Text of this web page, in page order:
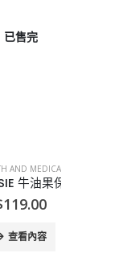
[U009293]AUSSIE 牛油果保濕洗頭水護髪素套裝 Aussie Miracle Moist Shampoo and Conditioner Hair Set, 26.2 fl oz